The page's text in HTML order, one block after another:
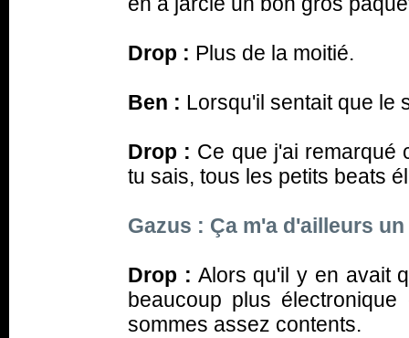
Drop : Plus de la moitié.
Ben : Lorsqu'il sentait que le
Drop : Ce que j'ai remarqué
tu sais, tous les petits beats
Gazus : Ça m'a d'ailleurs
Drop : Alors qu'il y en avait
beaucoup plus
sommes assez contents.